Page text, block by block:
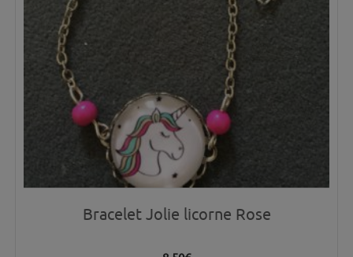
Bracelet Jolie licorne Rose